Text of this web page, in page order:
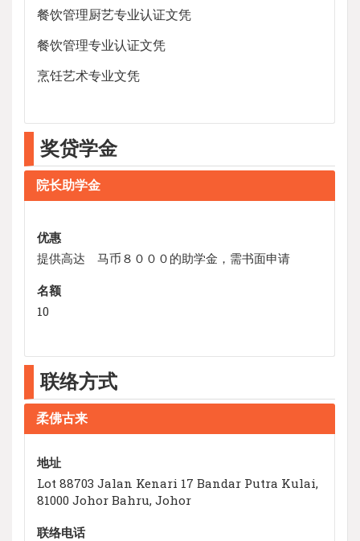
餐饮管理厨艺专业认证文凭
餐饮管理专业认证文凭
烹饪艺术专业文凭
奖贷学金
院长助学金
优惠
提供高达 马币８０００的助学金，需书面申请
名额
10
联络方式
柔佛古来
地址
Lot 88703 Jalan Kenari 17 Bandar Putra Kulai,
81000 Johor Bahru, Johor
联络电话